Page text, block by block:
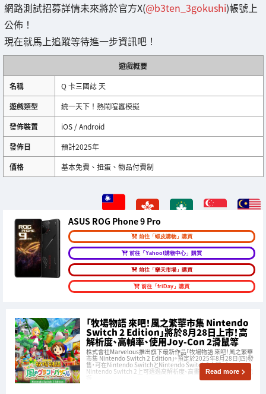
網路測試招募詳情未來將於官方X(@b3ten_3gokushi)帳號上
公佈！
現在就馬上追蹤等待進一步資訊吧！
遊戲概要
名稱
Q 卡三國誌 天
遊戲類型
統一天下！熱鬧喧囂模擬
發佈裝置
iOS / Android
發佈日
預計2025年
價格
基本免費、扭蛋、物品付費制
ASUS ROG Phone 9 Pro
前往「蝦皮購物」購買
前往「Yahoo!購物中心」購買
前往「樂天市場」購買
前往「friDay」購買
「牧場物語 來吧！風之繁華市集 Nintendo
Switch 2 Edition」將於8月28日上市！高
解析度、高幀率、使用Joy-Con 2滑鼠等
株式會社Marvelous推出旗下最新作品「牧場物語 來吧！風之繁華
市集 Nintendo Switch 2 Edition」。預定於2025年8月28日(四)發
售，可在Nintendo SwitchとNintendo Switch 2上玩，在
Nintendo Switch 2上可透過高解析度、高畫質和滑鼠功能舒適地
Read more